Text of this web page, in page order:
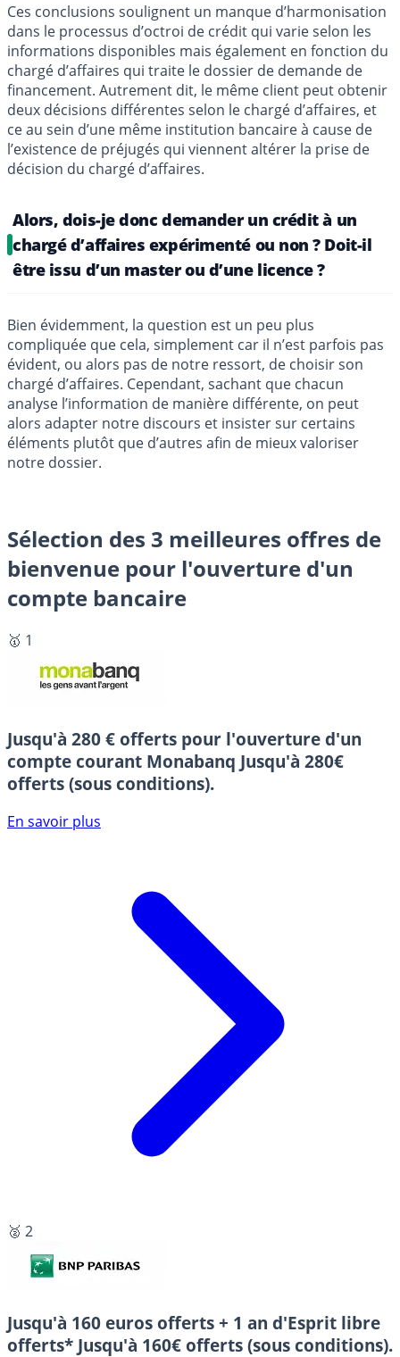
Ces conclusions soulignent un manque d’harmonisation
dans le processus d’octroi de crédit qui varie selon les
informations disponibles mais également en fonction du
chargé d’affaires qui traite le dossier de demande de
financement. Autrement dit, le même client peut obtenir
deux décisions différentes selon le chargé d’affaires, et
ce au sein d’une même institution bancaire à cause de
l’existence de préjugés qui viennent altérer la prise de
décision du chargé d’affaires.
Alors, dois-je donc demander un crédit à un
chargé d’affaires expérimenté ou non ? Doit-il
être issu d’un master ou d’une licence ?
Bien évidemment, la question est un peu plus
compliquée que cela, simplement car il n’est parfois pas
évident, ou alors pas de notre ressort, de choisir son
chargé d’affaires. Cependant, sachant que chacun
analyse l’information de manière différente, on peut
alors adapter notre discours et insister sur certains
éléments plutôt que d’autres afin de mieux valoriser
notre dossier.
Sélection des 3 meilleures offres de
bienvenue pour l'ouverture d'un
compte bancaire
🥇 1
Jusqu'à 280 € offerts pour l'ouverture d'un
compte courant Monabanq Jusqu'à 280€
offerts (sous conditions).
En savoir plus
🥈 2
Jusqu'à 160 euros offerts + 1 an d'Esprit libre
offerts* Jusqu'à 160€ offerts (sous conditions).